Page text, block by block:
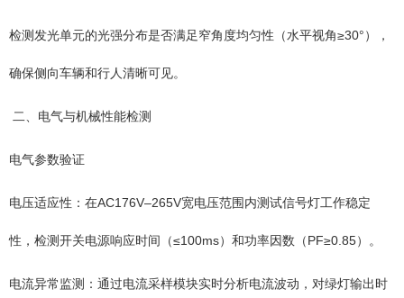
检测发光单元的光强分布是否满足窄角度均匀性（水平视角≥30°），
确保侧向车辆和行人清晰可见。
二、电气与机械性能检测
电气参数验证
电压适应性：在AC176V–265V宽电压范围内测试信号灯工作稳定
性，检测开关电源响应时间（≤100ms）和功率因数（PF≥0.85）。
电流异常监测：通过电流采样模块实时分析电流波动，对绿灯输出时